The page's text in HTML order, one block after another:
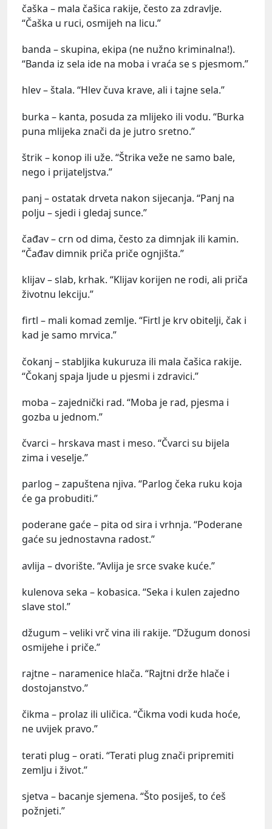
čaška – mala čašica rakije, često za zdravlje.
“Čaška u ruci, osmijeh na licu.”
banda – skupina, ekipa (ne nužno kriminalna!).
“Banda iz sela ide na moba i vraća se s pjesmom.”
hlev – štala. “Hlev čuva krave, ali i tajne sela.”
burka – kanta, posuda za mlijeko ili vodu. “Burka
puna mlijeka znači da je jutro sretno.”
štrik – konop ili uže. “Štrika veže ne samo bale,
nego i prijateljstva.”
panj – ostatak drveta nakon sijecanja. “Panj na
polju – sjedi i gledaj sunce.”
čađav – crn od dima, često za dimnjak ili kamin.
“Čađav dimnik priča priče ognjišta.”
klijav – slab, krhak. “Klijav korijen ne rodi, ali priča
životnu lekciju.”
firtl – mali komad zemlje. “Firtl je krv obitelji, čak i
kad je samo mrvica.”
čokanj – stabljika kukuruza ili mala čašica rakije.
“Čokanj spaja ljude u pjesmi i zdravici.”
moba – zajednički rad. “Moba je rad, pjesma i
gozba u jednom.”
čvarci – hrskava mast i meso. “Čvarci su bijela
zima i veselje.”
parlog – zapuštena njiva. “Parlog čeka ruku koja
će ga probuditi.”
poderane gaće – pita od sira i vrhnja. “Poderane
gaće su jednostavna radost.”
avlija – dvorište. “Avlija je srce svake kuće.”
kulenova seka – kobasica. “Seka i kulen zajedno
slave stol.”
džugum – veliki vrč vina ili rakije. “Džugum donosi
osmijehe i priče.”
rajtne – naramenice hlača. “Rajtni drže hlače i
dostojanstvo.”
čikma – prolaz ili uličica. “Čikma vodi kuda hoće,
ne uvijek pravo.”
terati plug – orati. “Terati plug znači pripremiti
zemlju i život.”
sjetva – bacanje sjemena. “Što posiješ, to ćeš
požnjeti.”